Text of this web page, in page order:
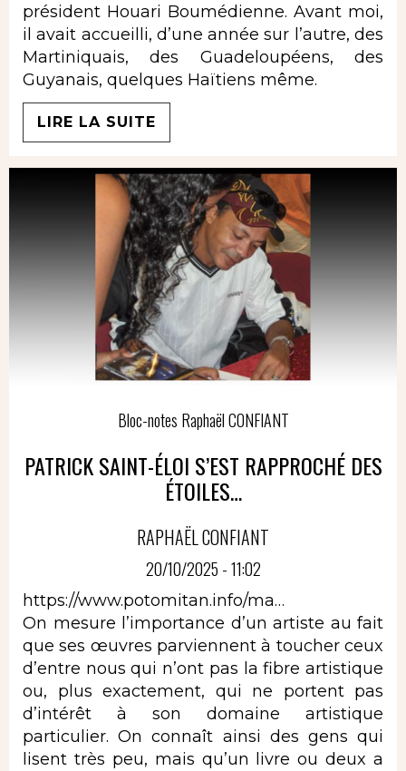
président Houari Boumédienne. Avant moi,
il avait accueilli, d’une année sur l’autre, des
Martiniquais, des Guadeloupéens, des
Guyanais, quelques Haïtiens même.
LIRE LA SUITE
Bloc-notes Raphaël CONFIANT
PATRICK SAINT-ÉLOI S’EST RAPPROCHÉ DES
ÉTOILES…
RAPHAËL CONFIANT
20/10/2025 - 11:02
https://www.potomitan.info/ma…
On mesure l’importance d’un artiste au fait
que ses œuvres parviennent à toucher ceux
d’entre nous qui n’ont pas la fibre artistique
ou, plus exactement, qui ne portent pas
d’intérêt à son domaine artistique
particulier. On connaît ainsi des gens qui
lisent très peu, mais qu’un livre ou deux a